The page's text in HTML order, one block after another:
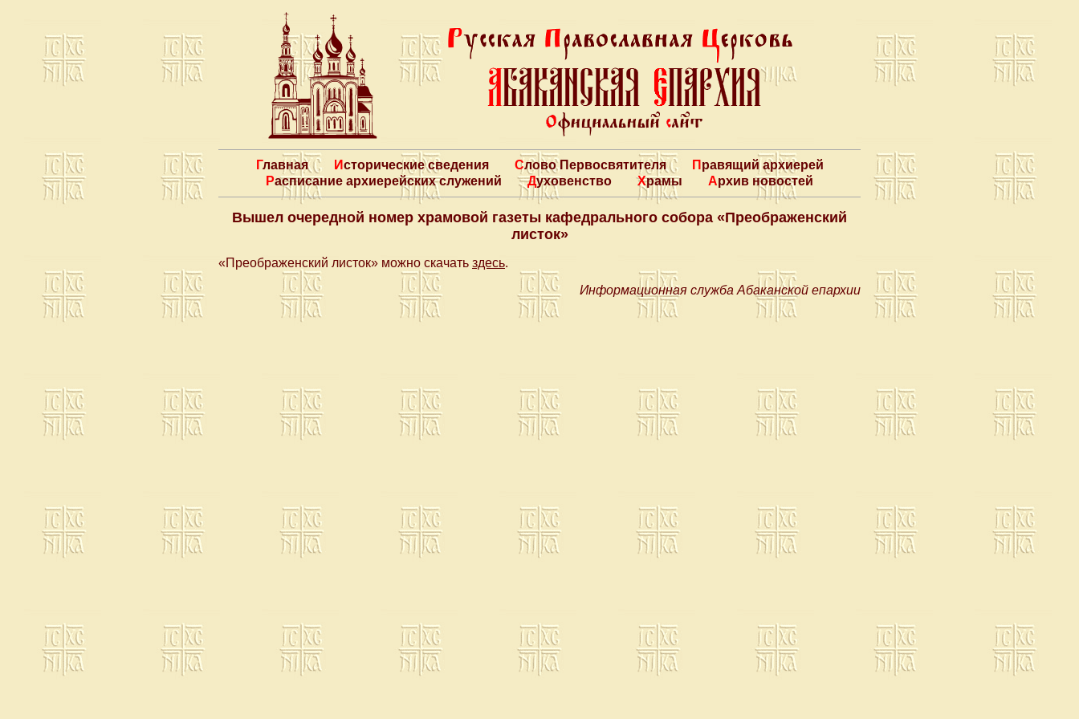
Главная Исторические сведения Слово Первосвятителя
Правящий архиерей
Расписание архиерейских служений
Духовенство Храмы Архив новостей
Вышел очередной номер храмовой газеты кафедрального собора «Преображенский
листок»
«Преображенский листок» можно скачать здесь.
Информационная служба Абаканской епархии